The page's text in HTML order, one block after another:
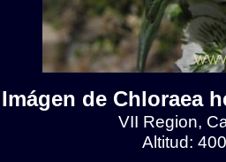
Imágen de Chloraea
VII Region,
Altitud: